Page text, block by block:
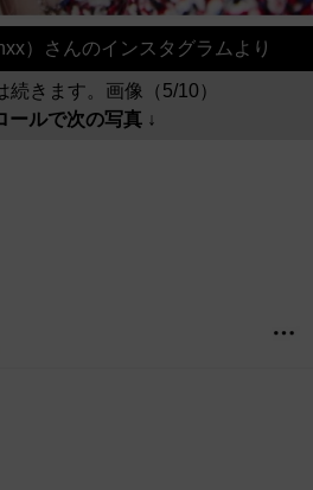
）さんのインスタグラムより
続きます。画像（5/10）
ールで次の写真 ↓